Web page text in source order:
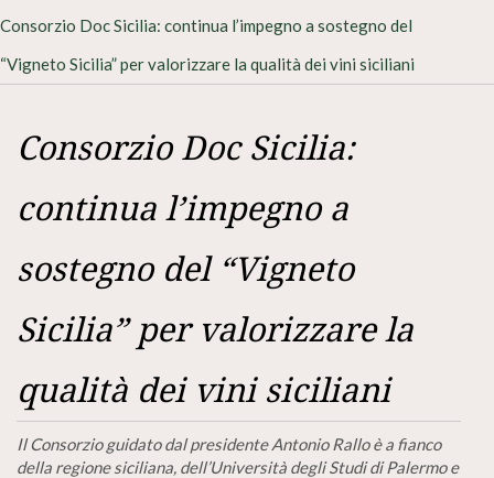
Consorzio Doc Sicilia: continua l’impegno a sostegno del
“Vigneto Sicilia” per valorizzare la qualità dei vini siciliani
Consorzio Doc Sicilia:
continua l’impegno a
sostegno del “Vigneto
Sicilia” per valorizzare la
qualità dei vini siciliani
Il Consorzio guidato dal presidente Antonio Rallo è a fianco
della regione siciliana, dell’Università degli Studi di Palermo e